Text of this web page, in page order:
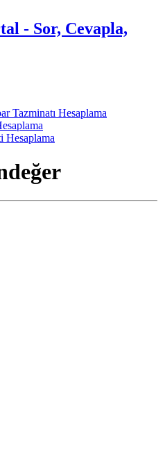
- Sor, Cevapla,
Tazminatı Hesaplama
Hesaplama